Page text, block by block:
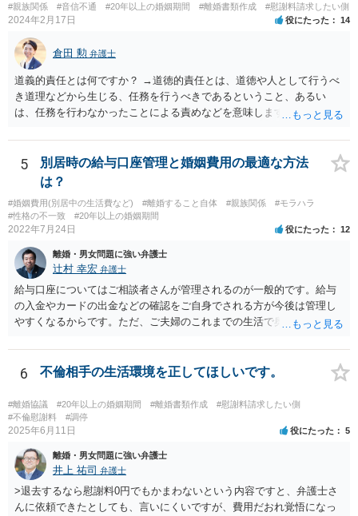
#親族関係 #音信不通 #20年以上の婚姻期間 #離婚書類作成 #慰謝料請求したい側
2024年2月17日 役にたった 14
倉田 勲 弁護士
道義的責任とは何ですか？ →道徳的責任とは、道徳や人として行うべ
き道理などから生じる、任務を行うべきであるということ、あるい
は、任務を行わなかったことによる責めなどを意味します。 道義的責
則はありませんが、道義的責任を果たさないことで、他人からの信用
を無くす、不遇を受けるなどの一般的にはそのような事実上の不利益
が生じます。
5
別居時の給与口座管理と婚姻費用の最適な方法
は？
#婚姻費用(別居中の生活費など) #離婚すること自体 #親族関係
#モラハラ
#性格の不一致
#20年以上の婚姻期間
2022年7月24日 役にたった 12
離婚・男女問題に強い弁護士
辻村 幸宏 弁護士
給与口座についてはご相談者さんが管理されるのが一般的です。給与
の入金やカードの出金などの確認をご自身でされる方が今後は管理し
やすくなるからです。ただ、ご夫婦のこれまでの生活で奥様が管理さ
しても構わないとは思います。 隠し財産といっても、収入は給与だけ
で隠しようがないでしょうし、今わかっていない財産がないのであれ
ば別居後に新たな財産ができてもお互いに分与を主張できないことに
はなりますので杞憂ということになろうかと思います。 婚姻費用を渡
さないというおそれを奥様が抱くのはやむない面もあるとは思います
が、ここは信じていただくしかないですし、婚姻費用の金額の合意が
できるかどうかの方が重要だと思います（合意できなれば納得した金
額をもらえないという意味では、奥様の不満は残るからです）。 特別
経費という問題はあるのですが、一般には、収入から婚姻費用は定め
られ、全ての生活費が入っていると見ます。奥様の利益のために支払
っている費用については、婚姻費用から引くことも相当だと思いま
6 不倫相手の生活環境を正してほしいです。
#離婚協議 #20年以上の婚姻期間 #離婚書類作成
#慰謝料請求したい側
#不倫慰謝料
#調停
2025年6月11日 役にたった 5
離婚・男女問題に強い弁護士
井上 祐司 弁護士
>退去するなら慰謝料0円でもかまわないという内容ですと、弁護士さ
んに依頼できたとしても、言いにくいですが、費用だおれ覚悟になっ